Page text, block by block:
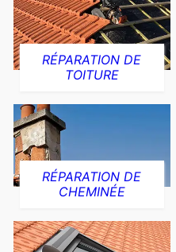
RÉPARATION DE
TOITURE
RÉPARATION DE
CHEMINÉE